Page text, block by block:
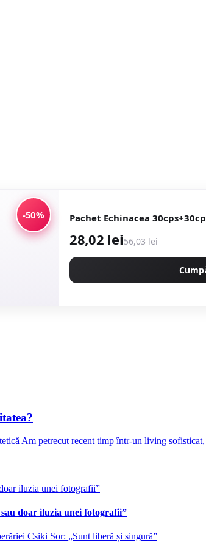
-50% Pachet Echinacea
28,02 lei56,03 lei
Am petrecut recent timp într-un living sofisticat,
doar iluzia unei fotografii”